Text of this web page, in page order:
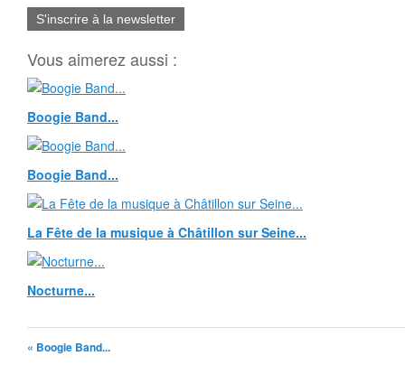
S'inscrire à la newsletter
Vous aimerez aussi :
Boogie Band...
Boogie Band...
La Fête de la musique à Châtillon sur Seine...
Nocturne...
« Boogie Band...